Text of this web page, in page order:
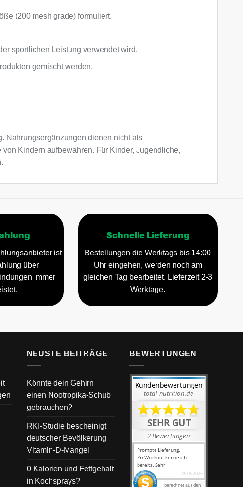
(200 mesh grade) formuliert.
sportlichen Leistung verwendet wird.
gemischt werden.
Nahrungsergänzungen dienen nicht als
Kindern aufbewahren. Für Kinder, Jugendliche,
ist
über
immer
Schnelle Lieferung
Bestellungen die Werktags bis 14:00
Uhr eingehen, werden noch am
gleichen Tag bearbeitet. Lieferzeit 2-3
Werktage.
NEUSTE BEITRÄGE
Könnte dein Gehirn
einen Nootropika-Schub
gebrauchen?
RKI-Studie bescheinigt
deutscher Bevölkerung
Vitamin-D-Mangel
0 Kalorien und Fettgehalt
in Kochsprays?
BEWERTUNGEN